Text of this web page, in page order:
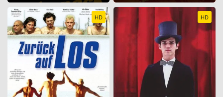
HD HD